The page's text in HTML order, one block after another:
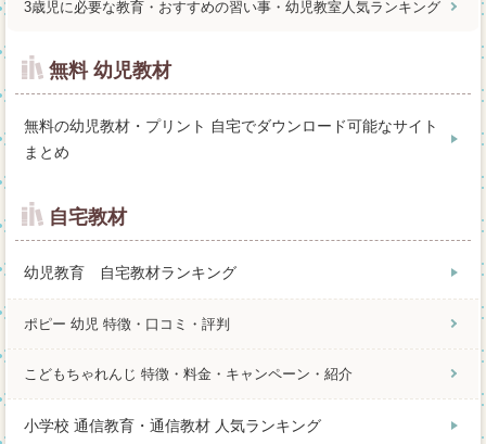
3歳児に必要な教育・おすすめの習い事・幼児教室人気ランキング
無料 幼児教材
無料の幼児教材・プリント 自宅でダウンロード可能なサイト
まとめ
自宅教材
幼児教育 自宅教材ランキング
ポピー 幼児 特徴・口コミ・評判
こどもちゃれんじ 特徴・料金・キャンペーン・紹介
小学校 通信教育・通信教材 人気ランキング